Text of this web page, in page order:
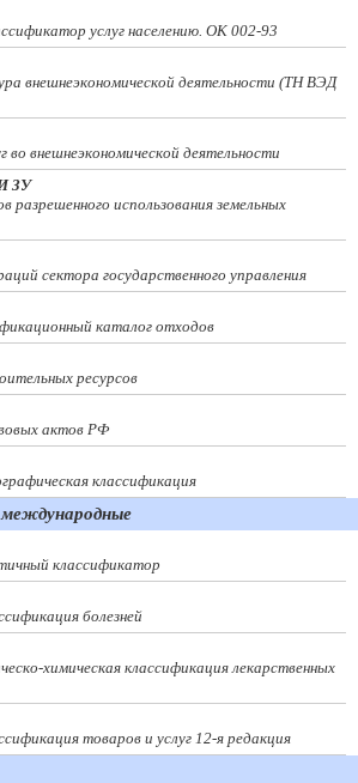
услуг населению. ОК 002-93
внешнеэкономической деятельности (ТН ВЭД
во внешнеэкономической деятельности
ЗУ
разрешенного использования земельных
сектора государственного управления
каталог отходов
ресурсов
актов РФ
классификация
классификатор
болезней
химическая классификация лекарственных
товаров и услуг 12-я редакция